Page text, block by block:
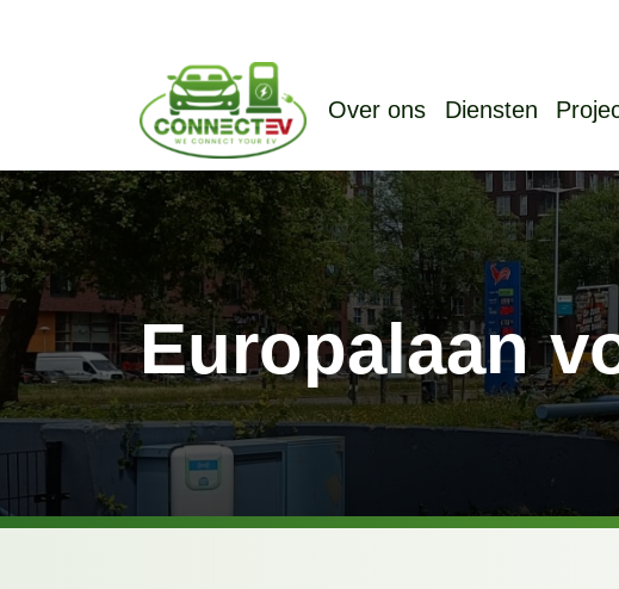
Over ons Diensten
Europalaan